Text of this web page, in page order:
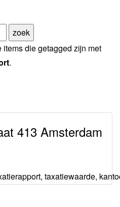
die getagged zijn met
.
413 Amsterdam
, taxatiewaarde,